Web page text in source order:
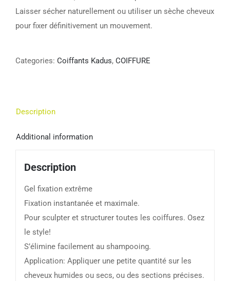
Laisser sécher naturellement ou utiliser un sèche cheveux
pour fixer définitivement un mouvement.
Categories: Coiffants Kadus, COIFFURE
Description
Additional information
Description
Gel fixation extrême
Fixation instantanée et maximale.
Pour sculpter et structurer toutes les coiffures. Osez
le style!
S’élimine facilement au shampooing.
Application: Appliquer une petite quantité sur les
cheveux humides ou secs, ou des sections précises.